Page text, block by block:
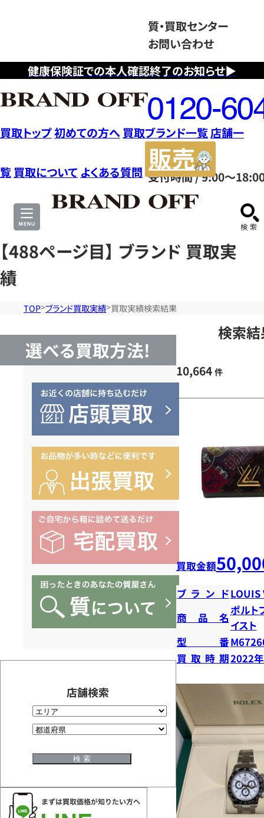
健康保険証での本人確認終了のお知らせ▶
質・買取センター
お問い合わせ
フ
リ
ー
ダ
イ
ヤ
ル
0120604117
受付時間 / 9:00～
買取トップ初めての方へ 買取ブランド一覧店舗一
覧 買取について よくある質問
サ
【488ページ目】 ブランド 買取実
績
TOP ブランド買取実績 買取実績検索結果
選べる買取方法!
店舗検索
検索
10,664 件
買取金額
ブランドLOUIS
商品名
ポルト
イスト
型番
買取時期2022